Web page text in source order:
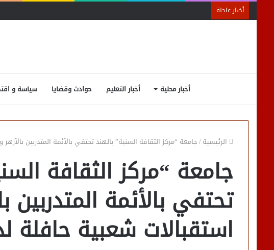
أخبار عاجلة
أخبار محلية أخبار التعليم حوادث وقضايا سياسة و
الرئيسية/جامعة “مركز الثقافة السنية” بالهند تحتفي بالأئمة المتدربين
جامعة “مركز الثقافة
تحتفي بالأئمة
استقبالات شعبية